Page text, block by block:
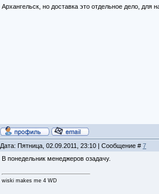
Архангельск, но доставка это отдельное дело, для
Дата: Пятница, 02.09.2011, 23:10 | Сообщение # 7
В понедельник менеджеров озадачу.
wiski makes me 4 WD